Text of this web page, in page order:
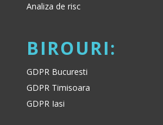
Analiza de risc
BIROURI:
GDPR Bucuresti
GDPR Timisoara
GDPR Iasi